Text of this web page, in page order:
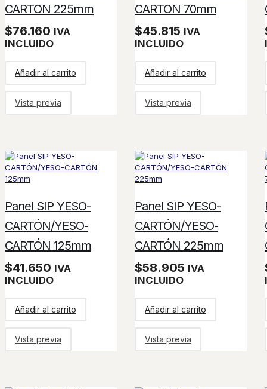
CARTON 225mm
$76.160 IVA
INCLUIDO
Añadir al carrito
Vista previa
CARTON 70mm
$45.815 IVA
INCLUIDO
Añadir al carrito
Vista previa
Panel SIP YESO-
CARTÓN/YESO-
CARTÓN 125mm
$41.650 IVA
INCLUIDO
Añadir al carrito
Vista previa
Panel SIP YESO-
CARTÓN/YESO-
CARTÓN 225mm
$58.905 IVA
INCLUIDO
Añadir al carrito
Vista previa